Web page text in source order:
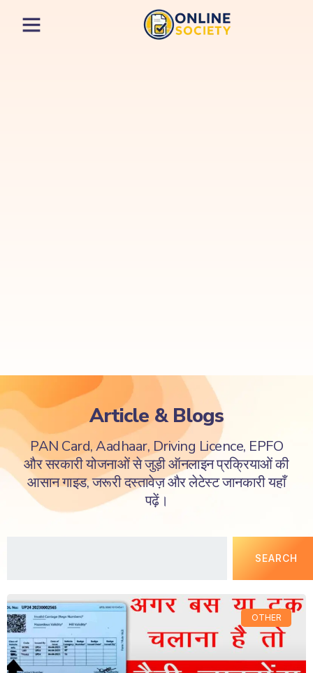
Article & Blogs
PAN Card, Aadhaar, Driving Licence, EPFO
और सरकारी योजनाओं से जुड़ी ऑनलाइन प्रक्रियाओं की
आसान गाइड, जरूरी दस्तावेज़ और लेटेस्ट जानकारी यहाँ
पढ़ें।
SEARCH
OTHER